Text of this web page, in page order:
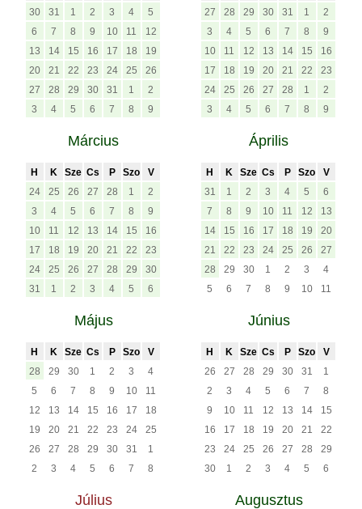
30
31 1 2 3 4
5
6
7 8 9 10 11
12
13
14 15 16 17 18
19
20
21 22 23 24 25
26
27
28 29 30 31 1
2
3
4 5 6 7 8 9
27
28 29 30 31 1
2
3
4 5 6 7 8
9
10
11 12 13 14 15
16
17
18 19 20 21 22
23
24
25 26 27 28 1
2
3
4 5 6 7 8 9
Március
H K Sze Cs P Szo
V
24
25 26 27 28 1
2
3
4 5 6 7 8
9
10
11 12 13 14 15
16
17
18 19 20 21 22
23
24
25 26 27 28 29
30
31
1 2 3 4 5 6
Április
H K Sze Cs P Szo
V
31
1 2 3 4 5
6
7
8 9 10 11 12
13
14
15 16 17 18 19
20
21
22 23 24 25 26
27
28
29 30 1 2 3
4
5
6 7 8 9 10 11
Május
H K Sze Cs P Szo
V
28
29 30 1 2 3
4
5
6 7 8 9 10
11
12
13 14 15 16 17
18
19
20 21 22 23 24
25
26
27 28 29 30 31
1
2
3 4 5 6 7 8
Június
H K Sze Cs P Szo
V
26
27 28 29 30 31
1
2
3 4 5 6 7
8
9
10 11 12 13 14
15
16
17 18 19 20 21
22
23
24 25 26 27 28
29
30
1 2 3 4 5 6
Július Augusztus